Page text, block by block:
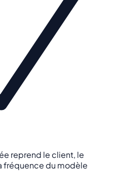
reprend le client, le
fréquence du modèle